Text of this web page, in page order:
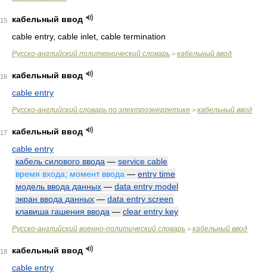
15
кабельный ввод
cable entry, cable inlet, cable termination
Русско-английский политехнический словарь > кабельный ввод
16
кабельный ввод
cable entry
Русско-английский словарь по электроэнергетике > кабельный ввод
17
кабельный ввод
cable entry
кабель силового ввода — service cable
время входа; момент ввода — entry time
модель ввода данных — data entry model
экран ввода данных — data entry screen
клавиша гашения ввода — clear entry key
Русско-английский военно-политический словарь > кабельный ввод
18
кабельный ввод
cable entry